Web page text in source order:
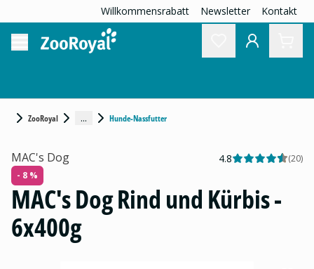
Willkommensrabatt Newsletter Kontakt
ZooRoyal ... Hunde-Nassfutter
MAC's Dog 4.8 (20)
- 8 %
MAC's Dog Rind und Kürbis -
6x400g